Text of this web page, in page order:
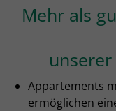
Mehr als
Appartements
ermöglichen